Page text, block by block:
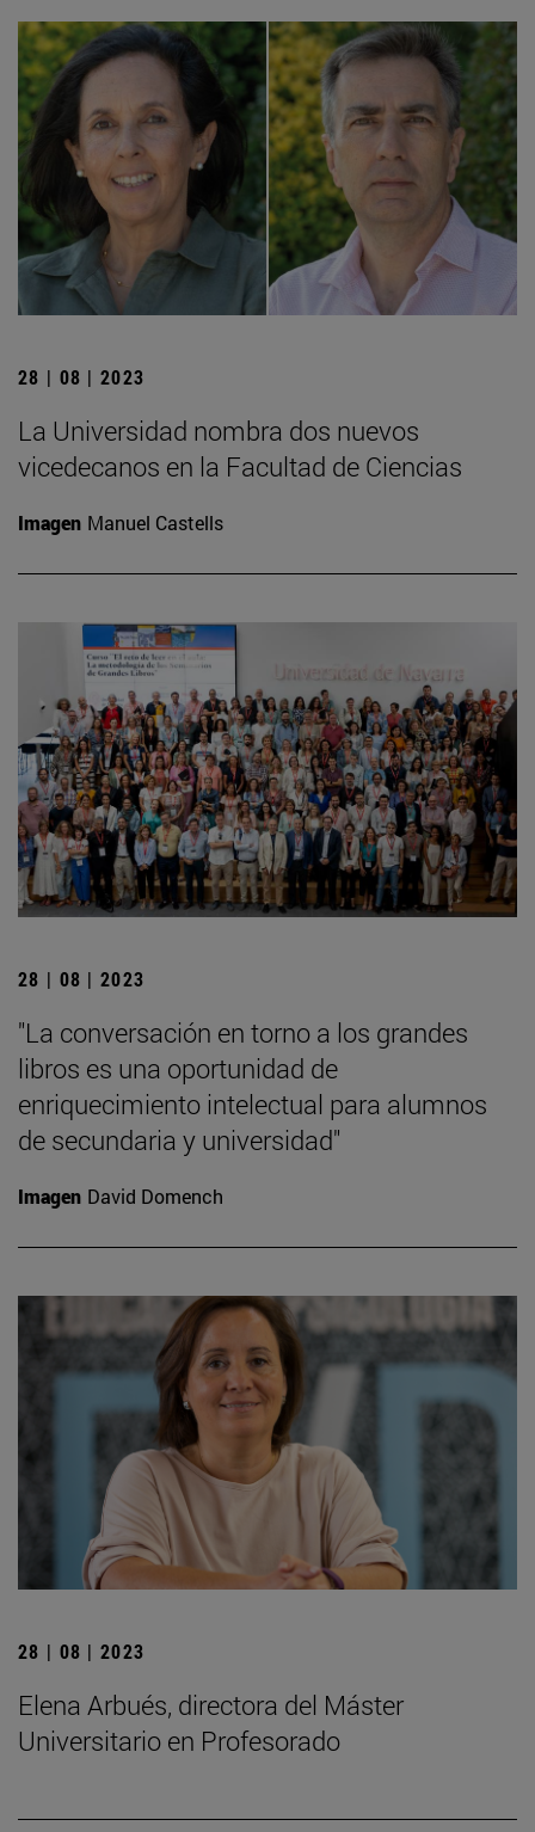
28 | 08 | 2023
La Universidad nombra dos nuevos
vicedecanos en la Facultad de Ciencias
Imagen Manuel Castells
28 | 08 | 2023
"La conversación en torno a los grandes
libros es una oportunidad de
enriquecimiento intelectual para alumnos
de secundaria y universidad"
Imagen David Domench
28 | 08 | 2023
Elena Arbués, directora del Máster
Universitario en Profesorado